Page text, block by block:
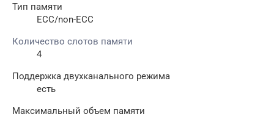
Тип памяти
ECC/non-ECC
Количество слотов памяти
4
Поддержка двухканального режима
есть
Максимальный объем памяти